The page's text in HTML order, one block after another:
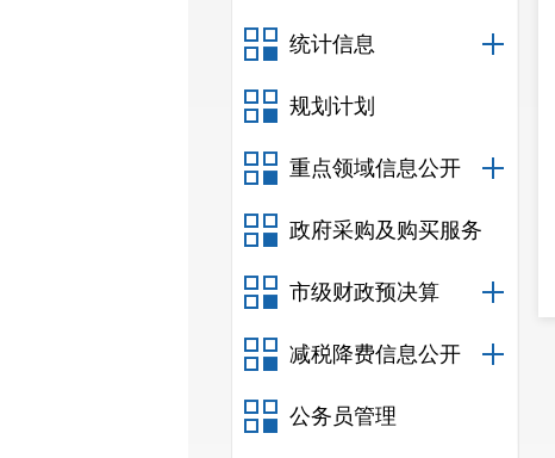
统计信息
规划计划
重点领域信息公开
政府采购及购买服务
市级财政预决算
减税降费信息公开
公务员管理